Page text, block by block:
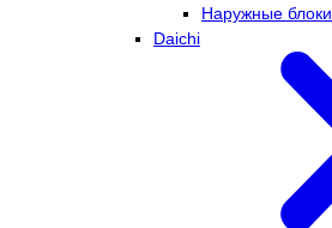
Наружные блоки
Daichi